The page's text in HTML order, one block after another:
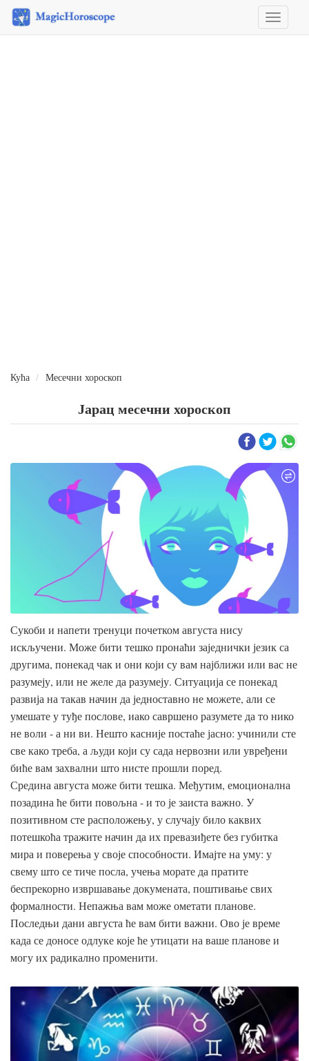
&
Кућа Месечни хороскоп
Јарац месечни хороскоп
Сукоби и напети тренуци почетком августа нису
искључени. Може бити тешко пронаћи заједнички језик са
другима, понекад чак и они који су вам најближи или вас не
разумеју, или не желе да разумеју. Ситуација се понекад
развија на такав начин да једноставно не можете, али се
умешате у туђе послове, иако савршено разумете да то нико
не воли - а ни ви. Нешто касније постаће јасно: учинили сте
све како треба, а људи који су сада нервозни или увређени
биће вам захвални што нисте прошли поред.
Средина августа може бити тешка. Међутим, емоционална
позадина ће бити повољна - и то је заиста важно. У
позитивном сте расположењу, у случају било каквих
потешкоћа тражите начин да их превазиђете без губитка
мира и поверења у своје способности. Имајте на уму: у
свему што се тиче посла, учења морате да пратите
беспрекорно извршавање докумената, поштивање свих
формалности. Непажња вам може ометати планове.
Последњи дани августа ће вам бити важни. Ово је време
када се доносе одлуке које ће утицати на ваше планове и
могу их радикално променити.